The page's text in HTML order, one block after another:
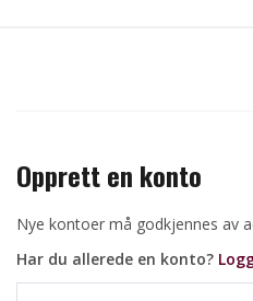
Opprett en konto
Nye kontoer må godkjennes av
Har du allerede en konto?